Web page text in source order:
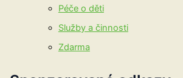
Péče o děti
Služby a činnosti
Zdarma